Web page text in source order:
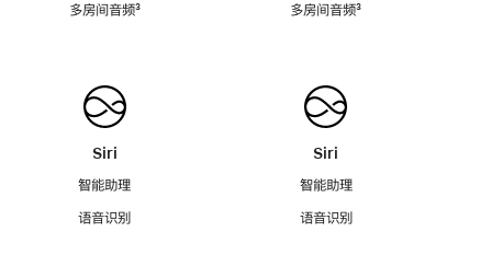
多房间音频脚
³
Siri
智能助理
语音识别
多房间音频脚
³
Siri
智能助理
语音识别